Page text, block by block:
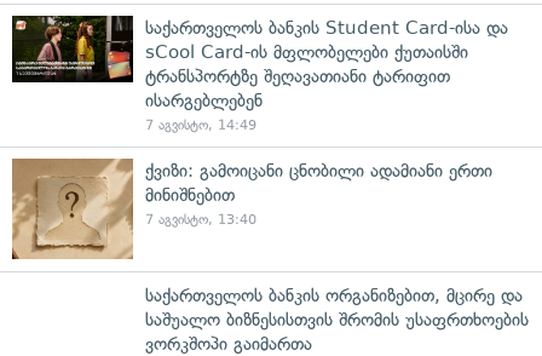
საქართველოს ბანკის Student Card-ისა და
sCool Card-ის მფლობელები ქუთაისში
ტრანსპორტზე შეღავათიანი ტარიფით
ისარგებლებენ
7 აგვისტო, 14:49
ქვიზი: გამოიცანი ცნობილი ადამიანი ერთი
მინიშნებით
7 აგვისტო, 13:40
საქართველოს ბანკის ორგანიზებით, მცირე და
საშუალო ბიზნესისთვის შრომის უსაფრთხოების
ვორკშოპი გაიმართა